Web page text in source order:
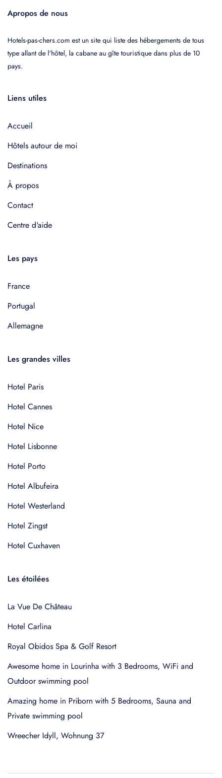
Apropos de nous
Hotels-pas-chers.com est un site qui liste des hébergements de tous
type allant de l'hôtel, la cabane au gîte touristique dans plus de 10
pays.
Liens utiles
Accueil
Hôtels autour de moi
Destinations
À propos
Contact
Centre d'aide
Les pays
France
Portugal
Allemagne
Les grandes villes
Hotel Paris
Hotel Cannes
Hotel Nice
Hotel Lisbonne
Hotel Porto
Hotel Albufeira
Hotel Westerland
Hotel Zingst
Hotel Cuxhaven
Les étoilées
La Vue De Château
Hotel Carlina
Royal Obidos Spa & Golf Resort
Awesome home in Lourinha with 3 Bedrooms, WiFi and
Outdoor swimming pool
Amazing home in Priborn with 5 Bedrooms, Sauna and
Private swimming pool
Wreecher Idyll, Wohnung 37